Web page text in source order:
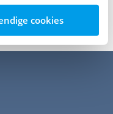
cookies